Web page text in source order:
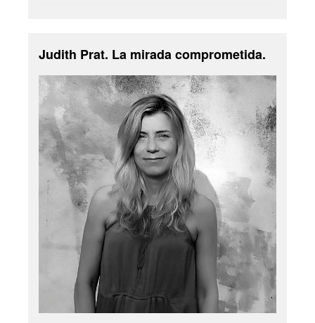
Judith Prat. La mirada comprometida.